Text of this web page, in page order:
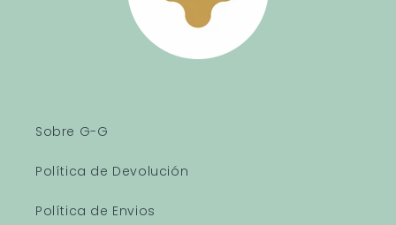
Sobre G-G
Política de Devolución
Política de Envios